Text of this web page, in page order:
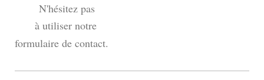
N'hésitez pas
à utiliser notre
formulaire de contact.